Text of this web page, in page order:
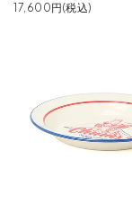
17,600円(税込)